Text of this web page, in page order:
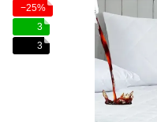
−25%
3
3